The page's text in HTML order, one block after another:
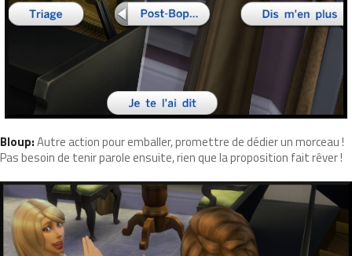
Bloup:Autre action pour emballer, promettre de dédier un morceau !
Pas besoin de tenir parole ensuite, rien que la proposition fait rêver !